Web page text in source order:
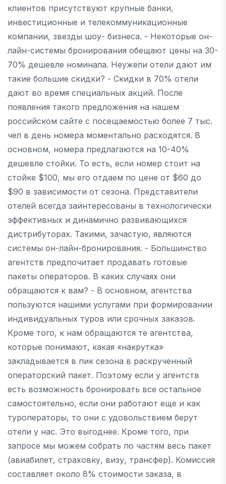
клиентов присутствуют крупные банки,
инвестиционные и телекоммуникационные
компании, звезды шоу- бизнеса. - Некоторые он-
лайн-системы бронирования обещают цены на 30-
70% дешевле номинала. Неужели отели дают им
такие большие скидки? - Скидки в 70% отели
дают во время специальных акций. После
появления такого предложения на нашем
российском сайте с посещаемостью более 7 тыс.
чел в день номера моментально расходятся. В
основном, номера предлагаются на 10-40%
дешевле стойки. То есть, если номер стоит на
стойке $100, мы его отдаем по цене от $60 до
$90 в зависимости от сезона. Представители
отелей всегда заинтересованы в технологически
эффективных и динамично развивающихся
дистрибуторах. Такими, зачастую, являются
системы он-лайн-бронирования. - Большинство
агентств предпочитает продавать готовые
пакеты операторов. В каких случаях они
обращаются к вам? - В основном, агентства
пользуются нашими услугами при формировании
индивидуальных туров или срочных заказов.
Кроме того, к нам обращаются те агентства,
которые понимают, какая «накрутка»
закладывается в пик сезона в раскрученный
операторский пакет. Поэтому если у агентств
есть возможность бронировать все остальное
самостоятельно, если они работают еще и как
туроператоры, то они с удовольствием берут
отели у нас. Это выгоднее. Кроме того, при
запросе мы можем собрать по частям весь пакет
(авиабилет, страховку, визу, трансфер). Комиссия
составляет около 8% стоимости заказа, в